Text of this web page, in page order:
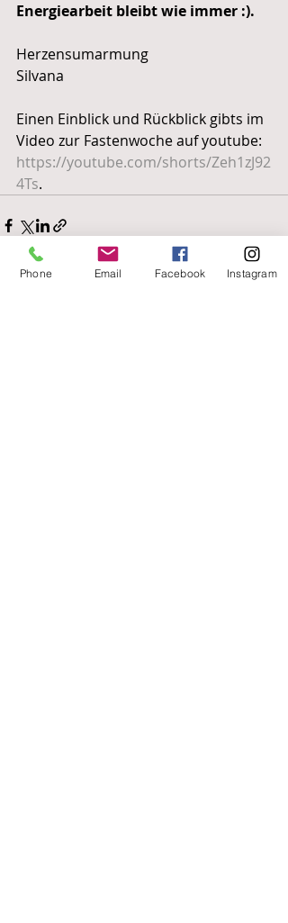
Energiearbeit bleibt wie immer :).
Herzensumarmung
Silvana
Einen Einblick und Rückblick gibts im
Video zur Fastenwoche auf youtube:
https://youtube.com/shorts/Zeh1zJ92
4Ts.
Phone Email Facebook Instagram